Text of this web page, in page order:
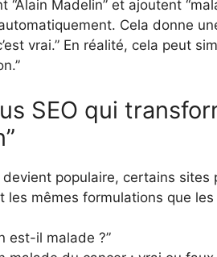
“Alain Madelin” et ajoutent
Cela donne
vrai.” En réalité, cela peut
SEO qui
populaire, certains
les mêmes formulations que
est-il malade ?”